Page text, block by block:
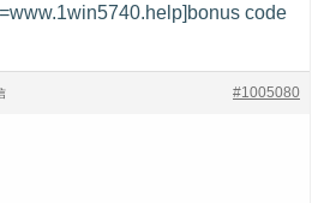
code
#1005080